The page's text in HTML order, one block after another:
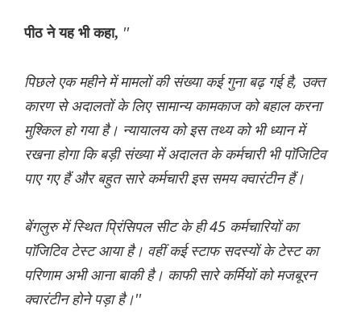
पीठ ने यह भी कहा, ''
पिछले एक महीने में मामलों की संख्या कई गुना बढ़ गई है, उक्त
कारण से अदालतों के लिए सामान्य कामकाज को बहाल करना
मुश्किल हो गया है। न्यायालय को इस तथ्य को भी ध्यान में
रखना होगा कि बड़ी संख्या में अदालत के कर्मचारी भी पाॅजिटिव
पाए गए हैं और बहुत सारे कर्मचारी इस समय क्वारंटीन हैं।
बेंगलुरु में स्थित प्रिंसिपल सीट के ही 45 कर्मचारियों का
पाॅजिटिव टेस्ट आया है। वहीं कई स्टाफ सदस्यों के टेस्ट का
परिणाम अभी आना बाकी है। काफी सारे कर्मियों को मजबूरन
क्वारंटीन होने पड़ा है।''